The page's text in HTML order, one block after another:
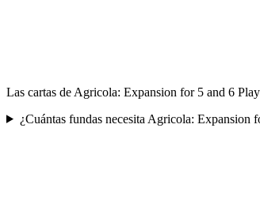
Las cartas de Agricola: Expansion for 5 and 6
¿Cuántas fundas necesita Agricola: Expansion